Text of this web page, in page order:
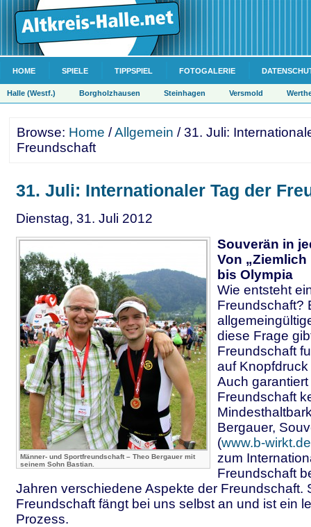
HOME SPIELE TIPPSPIEL FOTOGALERIE
Halle (Westf.) Borgholzhausen Steinhagen Versmold
Browse: Home /Allgemein / 31. Juli:
Freundschaft
31. Juli: Internationaler Tag der
Dienstag, 31. Juli 2012
Männer- und Sportfreundschaft – Theo Bergauer mit
seinem Sohn Bastian.
Souverän in
Von
bis Olympia
Wie entsteht
Freundschaft?
diese Frage
Freundschaft
auf
Auch
Freundschaft
Bergauer,
(www.b-wirkt.de
zum
Freundschaft
Jahren verschiedene Aspekte der Freundschaft.
Freundschaft fängt bei uns selbst an und ist ein
Prozess.